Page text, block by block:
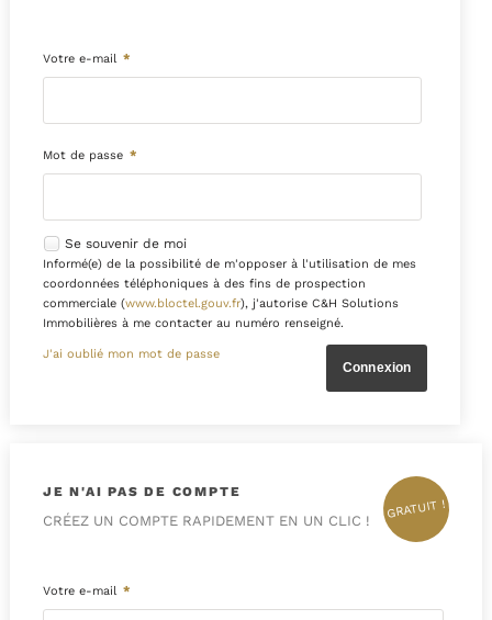
Votre e-mail *
Mot de passe *
Se souvenir de moi
Informé(e) de la possibilité de m'opposer à l'utilisation de mes
coordonnées téléphoniques à des fins de prospection
commerciale (www.bloctel.gouv.fr), j'autorise C&H Solutions
Immobilières à me contacter au numéro renseigné.
J'ai oublié mon mot de passe
GRATUIT !
JE N'AI PAS DE COMPTE
CRÉEZ UN COMPTE RAPIDEMENT EN UN CLIC !
Votre e-mail *